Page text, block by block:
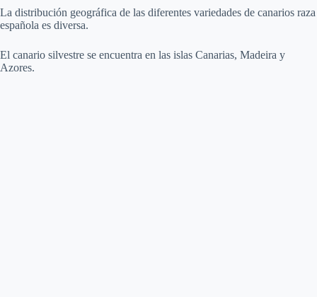
La distribución geográfica de las diferentes variedades de canarios raza
española es diversa.
El canario silvestre se encuentra en las islas Canarias, Madeira y
Azores.